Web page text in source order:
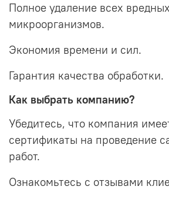
Полное удаление всех вредных
микроорганизмов.
Экономия времени и сил.
Гарантия качества обработки.
Как выбрать компанию?
Убедитесь, что компания
сертификаты на проведение
работ.
Ознакомьтесь с отзывами